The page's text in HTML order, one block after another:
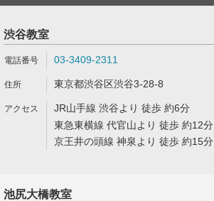
渋谷教室
03-3409-2311
東京都渋谷区渋谷3-28-8
JR山手線 渋谷より 徒歩 約6分
東急東横線 代官山より 徒歩 約12分
京王井の頭線 神泉より 徒歩 約15分
池尻大橋教室